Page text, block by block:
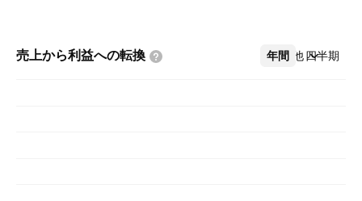
売上から利益への転換 年間 四半期
その他